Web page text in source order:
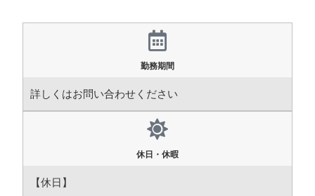
勤務期間
詳しくはお問い合わせください
休日・休暇
【休日】